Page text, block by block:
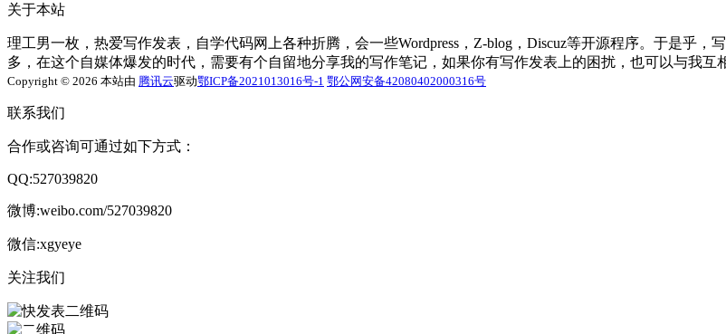
关于本站
理工男一枚，热爱写作发表，自学代码网上各种折腾，会一些Wordpress，Z-blog，Discuz等开源程序。于是乎
多，在这个自媒体爆发的时代，需要有个自留地分享我的写作笔记，如果你有写作发表上的困扰，也可以与我互
Copyright © 2026 本站由 腾讯云驱动鄂ICP备2021013016号-1 鄂公网安备42080402000316号
联系我们
合作或咨询可通过如下方式：
QQ:527039820
微博:weibo.com/527039820
微信:xgyeye
关注我们